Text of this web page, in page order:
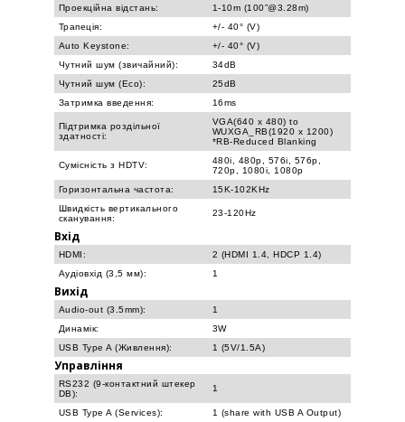
Проекційна відстань:
1-10m (100”@3.28m)
Трапеція:
+/- 40° (V)
Auto Keystone:
+/- 40° (V)
Чутний шум (звичайний):
34dB
Чутний шум (Eco):
25dB
Затримка введення:
16ms
Підтримка роздільної
здатності:
VGA(640 x 480) to
WUXGA_RB(1920 x 1200)
*RB-Reduced Blanking
Сумісність з HDTV:
480i, 480p, 576i, 576p,
720p, 1080i, 1080p
Горизонтальна частота:
15K-102KHz
Швидкість вертикального
сканування:
23-120Hz
Вхід
HDMI:
2 (HDMI 1.4, HDCP 1.4)
Аудіовхід (3,5 мм):
1
Вихід
Audio-out (3.5mm):
1
Динамік:
3W
USB Type A (Живлення):
1 (5V/1.5A)
Управління
RS232 (9-контактний штекер
DB):
1
USB Type A (Services): 1 (share with USB A Output)